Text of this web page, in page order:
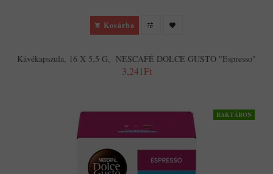
Kosárba
Kávékapszula, 16 X 5,5 G, NESCAFÉ DOLCE GUSTO "Espresso"
3,241Ft
RAKTÁRON